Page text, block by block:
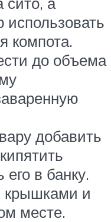
использовать
компота.
до объема
добавить
его в банку.
крышками и
месте.